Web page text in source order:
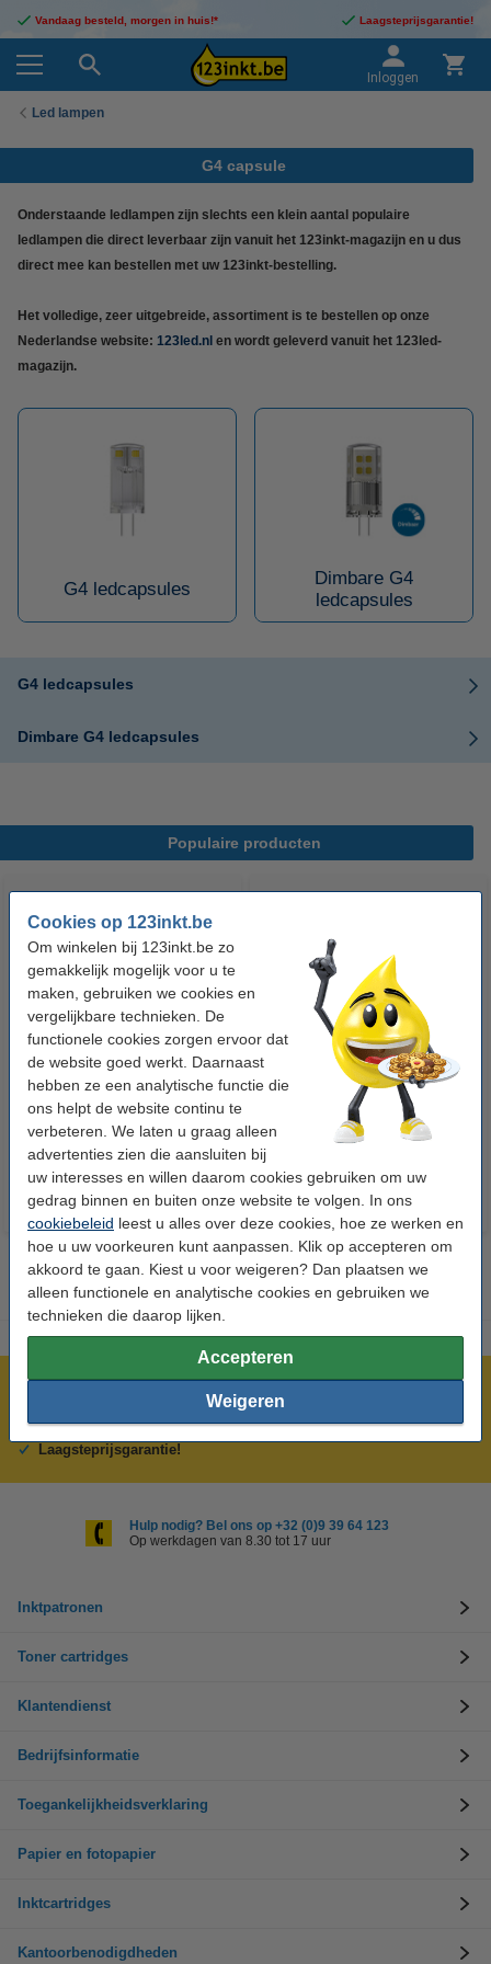
Cookies op 123inkt.be
Om winkelen bij 123inkt.be zo
gemakkelijk mogelijk voor u te
maken, gebruiken we cookies en
vergelijkbare technieken. De
functionele cookies zorgen ervoor dat
de website goed werkt. Daarnaast
hebben ze een analytische functie die
ons helpt de website continu te
verbeteren. We laten u graag alleen
advertenties zien die aansluiten bij
uw interesses en willen daarom cookies gebruiken om uw
gedrag binnen en buiten onze website te volgen. In ons
cookiebeleid leest u alles over deze cookies, hoe ze werken en
hoe u uw voorkeuren kunt aanpassen. Klik op accepteren om
akkoord te gaan. Kiest u voor weigeren? Dan plaatsen we
alleen functionele en analytische cookies en gebruiken we
technieken die daarop lijken.
Accepteren
Weigeren
Vandaag besteld, morgen in huis!* Laagsteprijsgarantie!
Inloggen
Led lampen
G4 capsule
Onderstaande ledlampen zijn slechts een klein aantal populaire
ledlampen die direct leverbaar zijn vanuit het 123inkt-magazijn en u dus
direct mee kan bestellen met uw 123inkt-bestelling.
Het volledige, zeer uitgebreide, assortiment is te bestellen op onze
Nederlandse website: 123led.nl en wordt geleverd vanuit het 123led-
magazijn.
G4 ledcapsules
Dimbare G4
ledcapsules
G4 ledcapsules
Dimbare G4 ledcapsules
Populaire producten
123inkt kopieerpapier 1 pak van
500 vellen A4 - 80 g/m²
€ 7,25 Incl. 21% btw
123inkt kopieerpapier 1 doos
van 2500 vellen A4 - 80 g/m²
€ 33,50 Incl. 21% btw
Laagsteprijsgarantie!
Hulp nodig? Bel ons op +32 (0)9 39 64 123
Op werkdagen van 8.30 tot 17 uur
Inktpatronen
Toner cartridges
Klantendienst
Bedrijfsinformatie
Toegankelijkheidsverklaring
Papier en fotopapier
Inktcartridges
Kantoorbenodigdheden